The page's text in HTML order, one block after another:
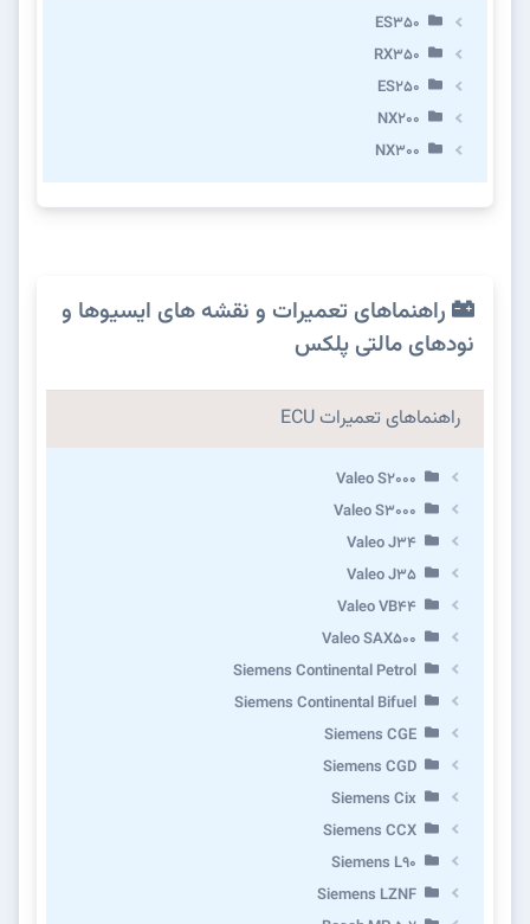
ES350
RX350
ES250
NX200
NX300
راهنماهای تعمیرات و نقشه های ایسیوها و
نودهای مالتی پلکس
راهنماهای تعمیرات ECU
Valeo S2000
Valeo S3000
Valeo J34
Valeo J35
Valeo VB44
Valeo SAX500
Siemens Continental Petrol
Siemens Continental Bifuel
Siemens CGE
Siemens CGD
Siemens Cix
Siemens CCX
Siemens L90
Siemens LZNF